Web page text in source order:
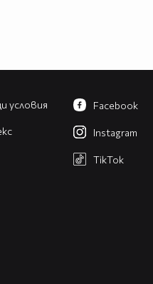
условия Facebook
Instagram
TikTok